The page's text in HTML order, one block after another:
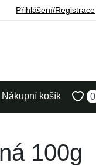
Přihlášení/Registrace
0
Nákupní košík
100g